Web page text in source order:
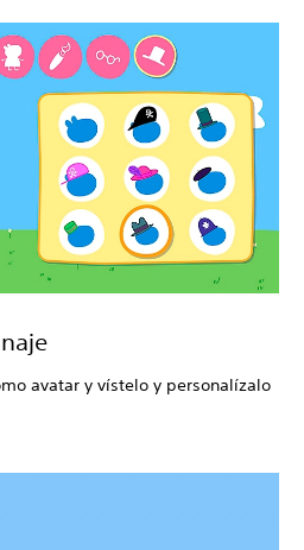
avatar y vístelo y personalízalo